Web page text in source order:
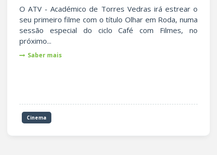
O ATV - Académico de Torres Vedras irá estrear o
seu primeiro filme com o título Olhar em Roda, numa
sessão especial do ciclo Café com Filmes, no
próximo...
Saber mais
Cinema